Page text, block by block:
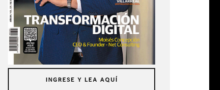
INGRESE Y LEA AQUÍ